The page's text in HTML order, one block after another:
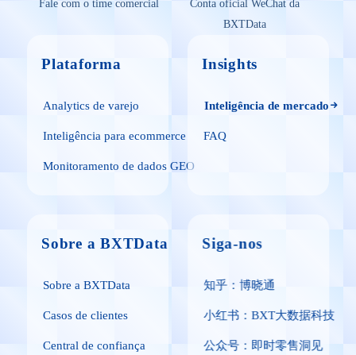
Fale com o time comercial
Conta oficial WeChat da
BXTData
Plataforma
Analytics de varejo
Inteligência para ecommerce
Monitoramento de dados GEO
Insights
Inteligência de mercado
FAQ
Sobre a BXTData
Sobre a BXTData
Casos de clientes
Central de confiança
Siga-nos
知乎：博晓通
小红书：BXT大数据科技
公众号：即时零售洞见